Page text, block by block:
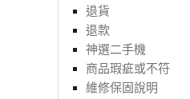
退貨
退款
神選二手機
商品瑕疵或不符
維修保固說明